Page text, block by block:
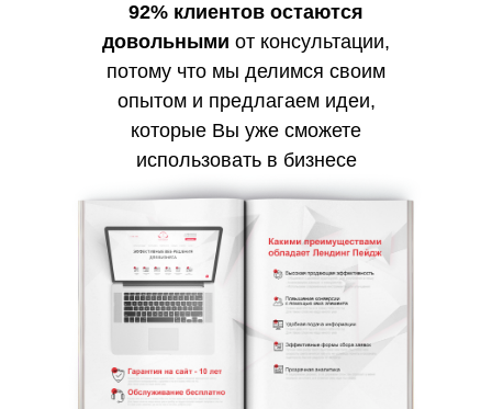
92% клиентов остаются
довольными от консультации,
потому что мы делимся своим
опытом и предлагаем идеи,
которые Вы уже сможете
использовать в бизнесе